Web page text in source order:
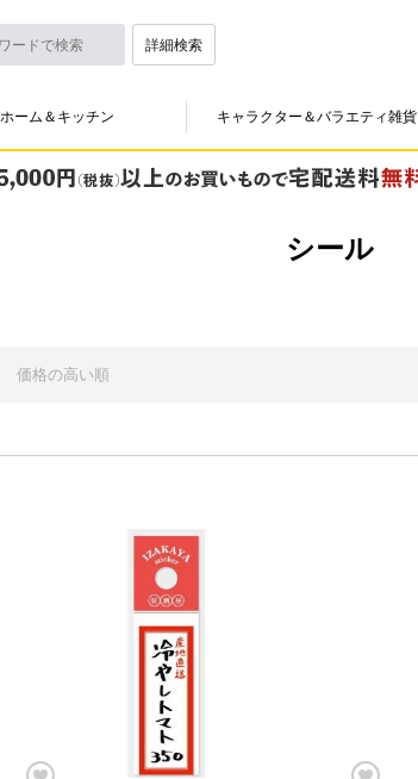
詳細検索
ホーム＆キッチン キャラクター＆バラエティ雑貨
シール
価格の高い順